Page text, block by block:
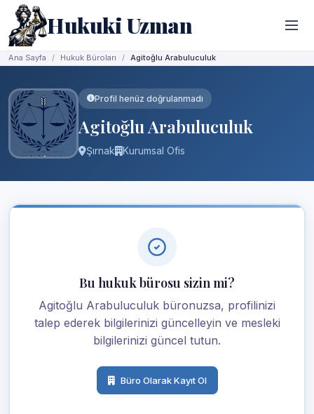
Hukuki Uzman
Ana Sayfa Hukuk Büroları Agitoğlu Arabuluculuk
Profil henüz doğrulanmadı
Agitoğlu Arabuluculuk
Şırnak Kurumsal Ofis
Bu hukuk bürosu sizin mi?
Agitoğlu Arabuluculuk büronuzsa, profilinizi
talep ederek bilgilerinizi güncelleyin ve mesleki
bilgilerinizi güncel tutun.
Büro Olarak Kayıt Ol